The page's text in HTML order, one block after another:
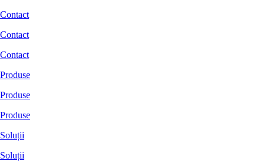
Contact
Contact
Contact
Produse
Produse
Produse
Soluții
Soluții